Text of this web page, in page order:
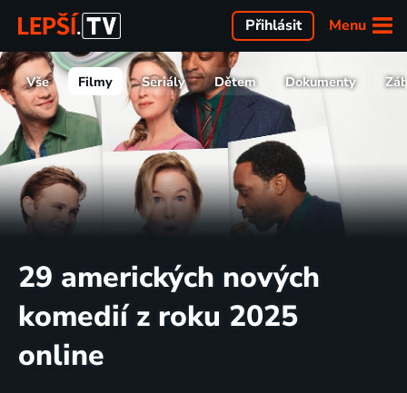
Menu
Přihlásit
Vše Filmy Seriály Dětem Dokumenty
29 amerických nových
komedií z roku 2025
online